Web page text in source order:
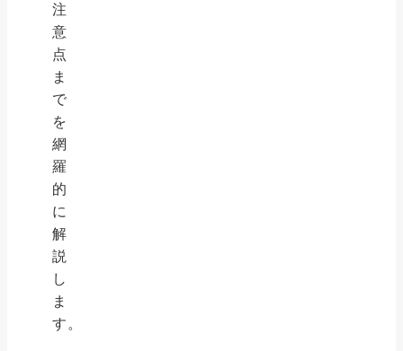
注
意
点
ま
で
を
網
羅
的
に
解
説
し
ま
す。